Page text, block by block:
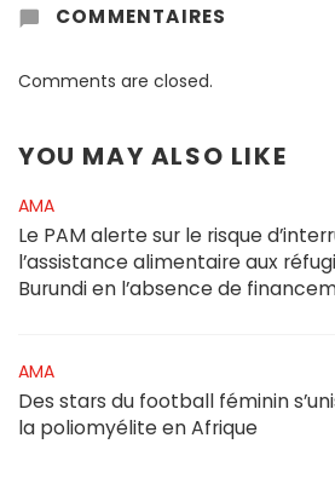
COMMENTAIRES
Comments are closed.
YOU MAY ALSO LIKE
AMA
Le PAM alerte sur le risque
l’assistance alimentaire aux
Burundi en l’absence de
AMA
Des stars du football féminin
la poliomyélite en Afrique